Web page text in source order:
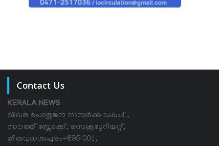
Contact Us
KERALA NEWS
വിവര പൊതുജന സമ്പര്‍ക്ക വകുപ്പ് ,
സൗത്ത് ബ്ലോക്ക്, സെക്രട്ടേറിയറ്റ്,
തിരുവനന്തപുരം-695 001,